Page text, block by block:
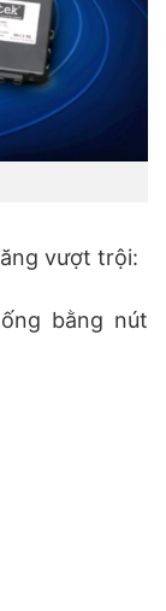
vượt trội:
bằng nút